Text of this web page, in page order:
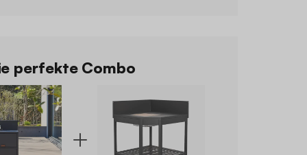
perfekte Combo